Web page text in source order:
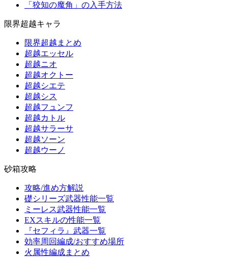
「狡知の魔角」の入手方法
限界超越キャラ
限界超越まとめ
超越エッセル
超越ニオ
超越オクトー
超越シエテ
超越シス
超越フュンフ
超越カトル
超越サラーサ
超越ソーン
超越ウーノ
砂箱攻略
攻略/進め方解説
礎シリーズ武器性能一覧
ミーレス武器性能一覧
EXスキルの性能一覧
『セフィラ』武器一覧
効率周回編成/おすすめ場所
火属性編成まとめ